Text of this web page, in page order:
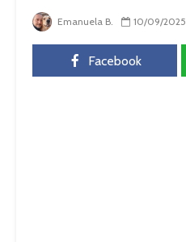
Emanuela B. 10/09/2025
Facebook